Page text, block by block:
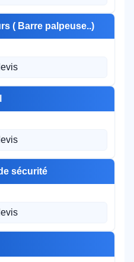
( Barre palpeuse..)
sécurité